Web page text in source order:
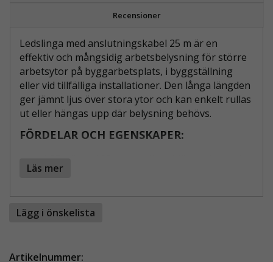
Recensioner
Ledslinga med anslutningskabel 25 m är en
effektiv och mångsidig arbetsbelysning för större
arbetsytor på byggarbetsplats, i byggställning
eller vid tillfälliga installationer. Den långa längden
ger jämnt ljus över stora ytor och kan enkelt rullas
ut eller hängas upp där belysning behövs.
FÖRDELAR OCH EGENSKAPER:
arbetsbelysning
IP67-klassad för användning både inomhus
grader
Läs mer
Lägg i önskelista
Artikelnummer: